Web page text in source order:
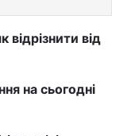
відрізнити від
на сьогодні